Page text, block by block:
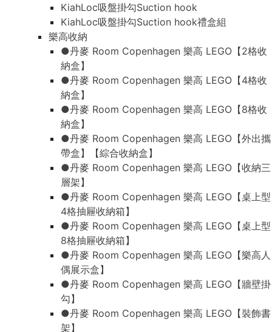
KiahLoc吸盤掛勾Suction hook
KiahLoc吸盤掛勾Suction hook禮盒組
樂高收納
●丹麥 Room Copenhagen 樂高 LEGO【2格收
納盒】
●丹麥 Room Copenhagen 樂高 LEGO【4格收
納盒】
●丹麥 Room Copenhagen 樂高 LEGO【8格收
納盒】
●丹麥 Room Copenhagen 樂高 LEGO【外出攜
帶盒】【綜合收納盒】
●丹麥 Room Copenhagen 樂高 LEGO【收納三
層架】
●丹麥 Room Copenhagen 樂高 LEGO【桌上型
4格抽屜收納箱】
●丹麥 Room Copenhagen 樂高 LEGO【桌上型
8格抽屜收納箱】
●丹麥 Room Copenhagen 樂高 LEGO【樂高人
偶展示盒】
●丹麥 Room Copenhagen 樂高 LEGO【牆壁掛
勾】
●丹麥 Room Copenhagen 樂高 LEGO【裝飾書
架】